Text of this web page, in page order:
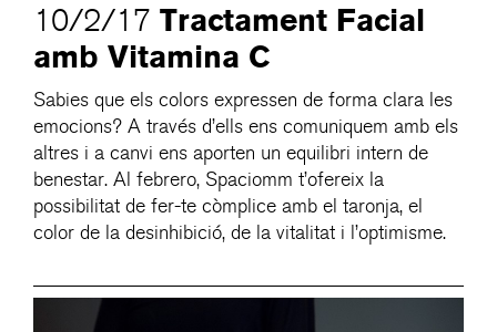
10/2/17 Tractament Facial
amb Vitamina C
Sabies que els colors expressen de forma clara les
emocions? A través d’ells ens comuniquem amb els
altres i a canvi ens aporten un equilibri intern de
benestar. Al febrero, Spaciomm t’ofereix la
possibilitat de fer-te còmplice amb el taronja, el
color de la desinhibició, de la vitalitat i l’optimisme.